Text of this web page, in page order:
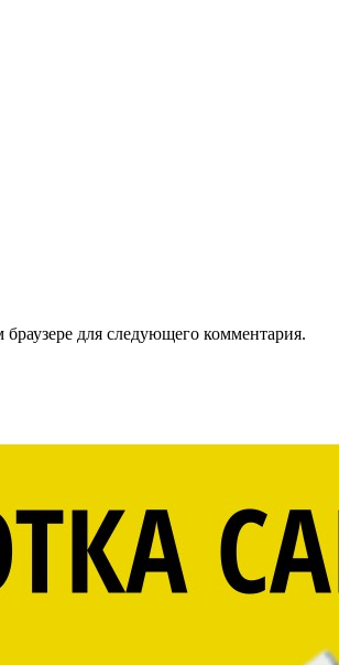
для следующего комментария.